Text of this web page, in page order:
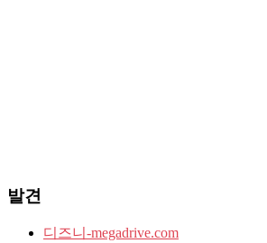
발견
디즈니-megadrive.com